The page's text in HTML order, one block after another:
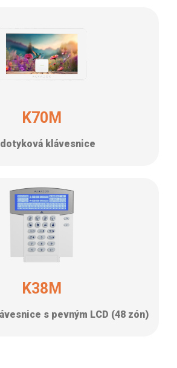
K70M
dotyková klávesnice
K38M
s pevným LCD (48 zón)